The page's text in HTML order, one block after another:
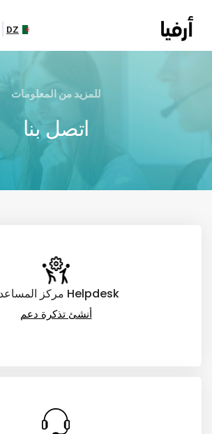
DZ
للمزيد من المعلومات
اتصل بنا
Helpdesk مركز المساعدة
أنشئ تذكرة دعم